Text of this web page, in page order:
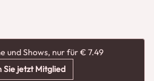
und Shows, nur für € 7.49
Sie jetzt Mitglied